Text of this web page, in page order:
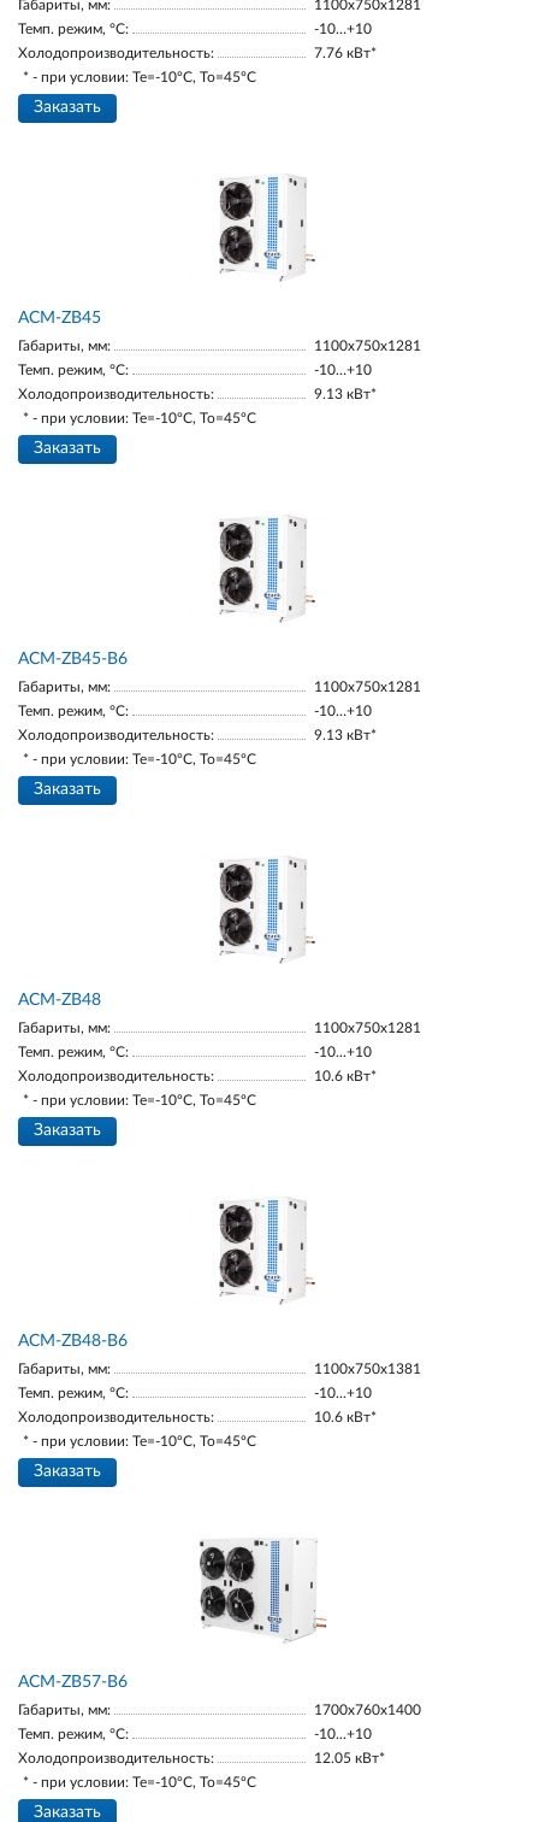
Габариты, мм:
1100х750х1281
Темп. режим, °С:
-10…+10
Холодопроизводительность:
7.76 кВт*
* - при условии: Te=-10ºC, To=45ºC
Заказать
ACM-ZB45
Габариты, мм:
1100х750х1281
Темп. режим, °С:
-10…+10
Холодопроизводительность:
9.13 кВт*
* - при условии: Te=-10ºC, To=45ºC
Заказать
ACM-ZB45-В6
Габариты, мм:
1100х750х1281
Темп. режим, °С:
-10…+10
Холодопроизводительность:
9.13 кВт*
* - при условии: Te=-10ºC, To=45ºC
Заказать
ACM-ZB48
Габариты, мм:
1100х750х1281
Темп. режим, °С:
-10...+10
Холодопроизводительность:
10.6 кВт*
* - при условии: Te=-10ºC, To=45ºC
Заказать
ACM-ZB48-В6
Габариты, мм:
1100х750х1381
Темп. режим, °С:
-10...+10
Холодопроизводительность:
10.6 кВт*
* - при условии: Te=-10ºC, To=45ºC
Заказать
ACM-ZB57-B6
Габариты, мм:
1700х760х1400
Темп. режим, °С:
-10...+10
Холодопроизводительность:
12.05 кВт*
* - при условии: Te=-10ºC, To=45ºC
Заказать